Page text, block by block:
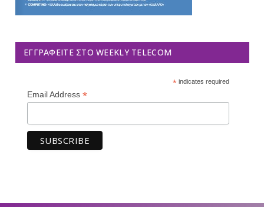
ΕΓΓΡΑΦΕΊΤΕ ΣΤΟ WEEKLY TELECOM
*indicates required
Email Address *